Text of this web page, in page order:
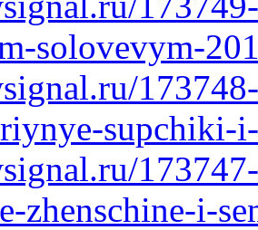
solovevym-
supchiki-
zhenschine-i-